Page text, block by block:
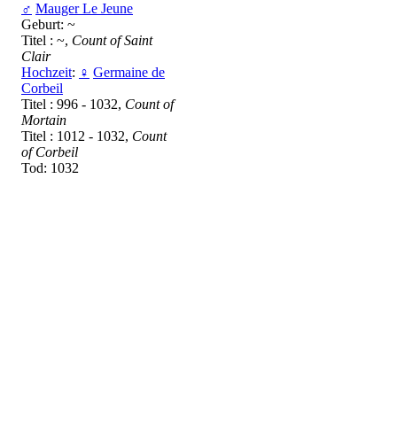
♂ Mauger Le Jeune
Geburt: ~
Titel : ~, Count of Saint
Clair
Hochzeit: ♀ Germaine de
Corbeil
Titel : 996 - 1032, Count of
Mortain
Titel : 1012 - 1032, Count
of Corbeil
Tod: 1032